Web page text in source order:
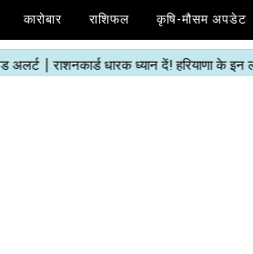
कारोबार राशिफल कृषि-मौसम अपडेट